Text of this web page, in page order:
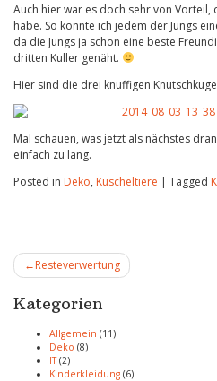
Auch hier war es doch sehr von Vorteil,
habe. So konnte ich jedem der Jungs
da die Jungs ja schon eine beste
dritten Kuller genäht.
Hier sind die drei knuffigen
Mal schauen, was jetzt als nächstes
einfach zu lang.
Posted in Deko, Kuscheltiere | Tagged
Beitragsnavigation
Resteverwertung
Kategorien
Allgemein (11)
Deko (8)
IT(2)
Kinderkleidung (6)